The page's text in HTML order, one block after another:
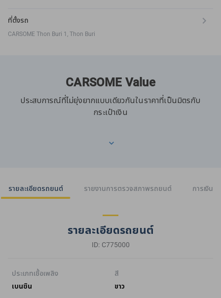
ที่ตั้งรถ
CARSOME Thon Buri 1, Thon Buri
CARSOME Value
ประสบการณ์ที่ไม่ยุ่งยากแบบเดียวกันในราคาที่เป็นมิตรกับ
กระเป๋าเงิน
รายละเอียดรถยนต์ รายงานการตรวจสภาพรถยนต์ การเงิน
รายละเอียดรถยนต์
ID: C775000
ประเภทเชื้อเพลิง
เบนซิน
สี
ขาว